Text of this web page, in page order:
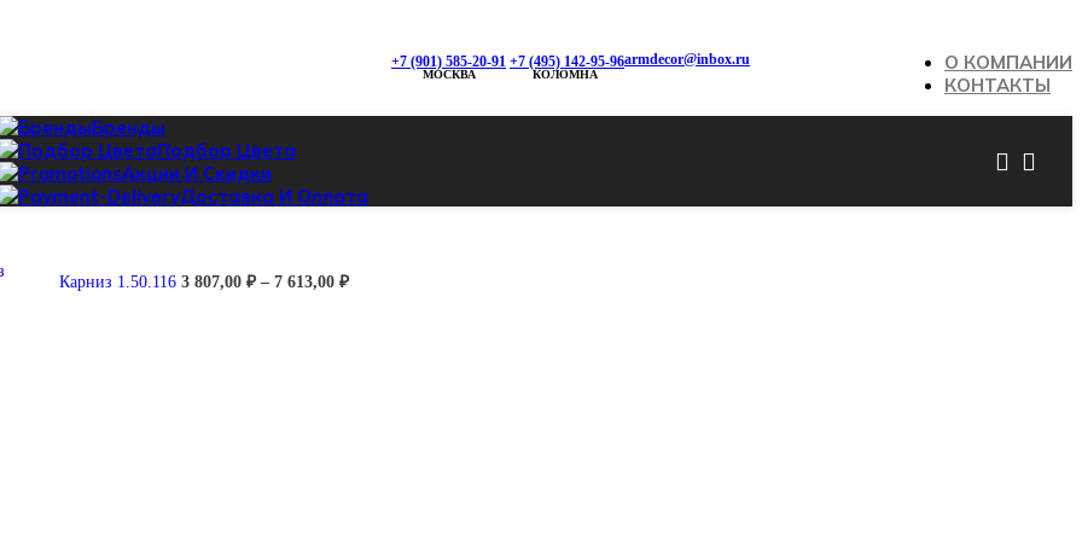
ТК «СТРОЙЛЕНД»
дом 88а Строение 3, Павильон 45
+7 (925) 428-80-87
+7 (901) 585-20-91
МОСКВА
+7 (495) 142-95-96
КОЛОМНА
armdecor@inbox.ru
О КОМПАНИИ
КОНТАКТЫ
Бренды
Подбор Цвета
Акции И Скидки
Доставка И Оплата
Карниз 1.50.116 3 807,00 ₽ – 7 613,00 ₽Диапазон